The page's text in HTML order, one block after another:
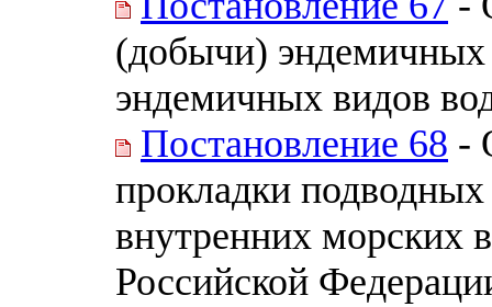
(добычи)
эндемичных видов
Постановление 68 -
прокладки
внутренних морских
Российской